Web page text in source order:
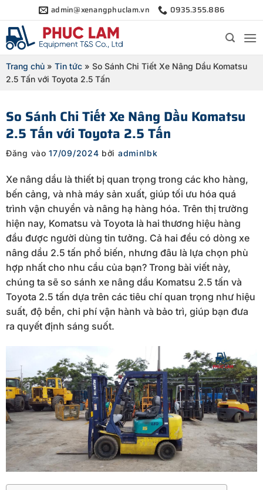
qua
nội
dung
admin@xenangphuclam.vn 0935.355.886
Trang chủ » Tin tức » So Sánh Chi Tiết Xe Nâng Dầu Komatsu
2.5 Tấn với Toyota 2.5 Tấn
So Sánh Chi Tiết Xe Nâng Dầu Komatsu
2.5 Tấn với Toyota 2.5 Tấn
Đăng vào17/09/2024 bởi adminlbk
Xe nâng dầu là thiết bị quan trọng trong các kho hàng,
bến cảng, và nhà máy sản xuất, giúp tối ưu hóa quá
trình vận chuyển và nâng hạ hàng hóa. Trên thị trường
hiện nay, Komatsu và Toyota là hai thương hiệu hàng
đầu được người dùng tin tưởng. Cả hai đều có dòng xe
nâng dầu 2.5 tấn phổ biến, nhưng đâu là lựa chọn phù
hợp nhất cho nhu cầu của bạn? Trong bài viết này,
chúng ta sẽ so sánh xe nâng dầu Komatsu 2.5 tấn và
Toyota 2.5 tấn dựa trên các tiêu chí quan trọng như hiệu
suất, độ bền, chi phí vận hành và bảo trì, giúp bạn đưa
ra quyết định sáng suốt.